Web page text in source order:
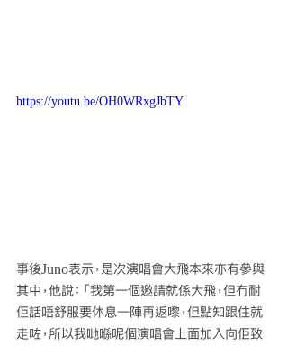
https://youtu.be/OH0WRxgJbTY
事後Juno表示，是次演唱會大飛本來亦有參與
其中，他說：「我第一個邀請就係大飛，但冇耐
佢話唔舒服要休息一陣再返嚟，但點知跟住就
走咗，所以我哋喺呢個演唱會上面加入向佢致